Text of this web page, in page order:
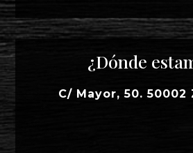
¿Dónde
C/ Mayor, 50. 50002